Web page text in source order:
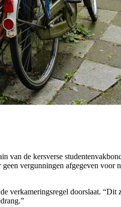
de kersverse
vergunningen afgegeven voor
doorslaat.